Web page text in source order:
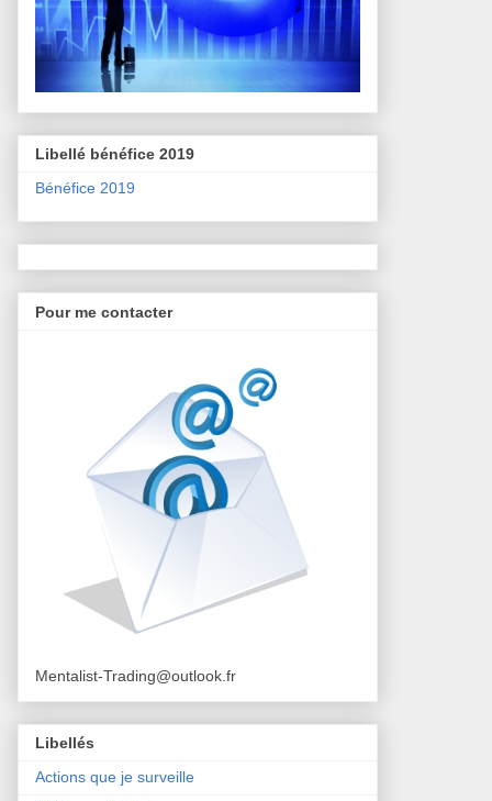
Libellé bénéfice 2019
Bénéfice 2019
Pour me contacter
Mentalist-Trading@outlook.fr
Libellés
Actions que je surveille